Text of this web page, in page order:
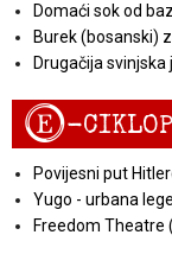
Domaći sok od
Burek (bosanski)
Drugačija svinjska
E-
Povijesni put
Yugo - urbana
Freedom Theatre